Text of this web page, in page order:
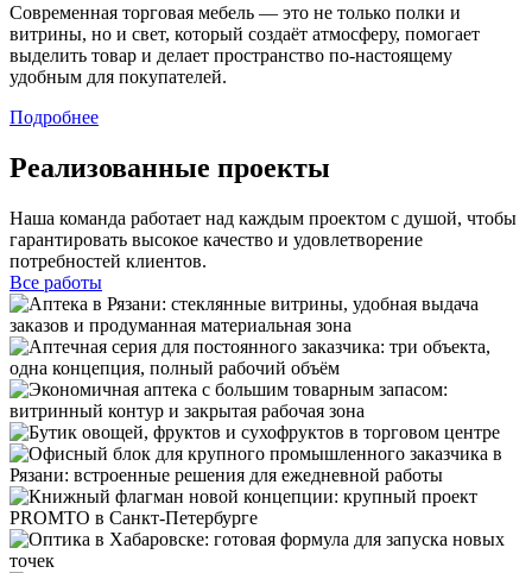
Современная торговая мебель — это не только полки и
витрины, но и свет, который создаёт атмосферу, помогает
выделить товар и делает пространство по-настоящему
удобным для покупателей.
Подробнее
Реализованные проекты
Наша команда работает над каждым проектом с душой, чтобы
гарантировать высокое качество и удовлетворение
потребностей клиентов.
Все работы